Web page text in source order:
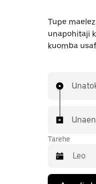
Tupe
unapohitaji
kuomba
Tarehe
Bonyeza